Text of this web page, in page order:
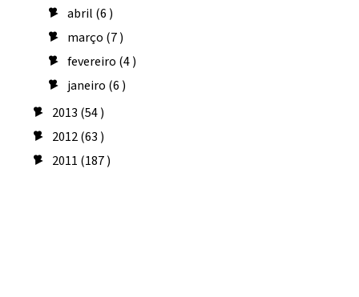
►abril (6 )
► março (7 )
►fevereiro (4 )
► janeiro (6 )
► 2013 (54 )
► 2012(63 )
► 2011 (187 )